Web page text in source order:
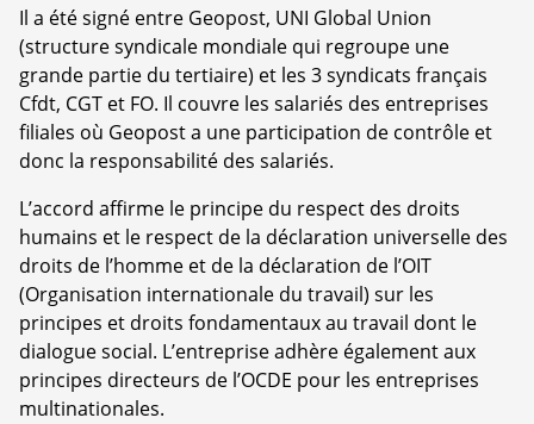
Il a été signé entre Geopost, UNI Global Union
(structure syndicale mondiale qui regroupe une
grande partie du tertiaire) et les 3 syndicats français
Cfdt, CGT et FO. Il couvre les salariés des entreprises
filiales où Geopost a une participation de contrôle et
donc la responsabilité des salariés.
L’accord affirme le principe du respect des droits
humains et le respect de la déclaration universelle des
droits de l’homme et de la déclaration de l’OIT
(Organisation internationale du travail) sur les
principes et droits fondamentaux au travail dont le
dialogue social. L’entreprise adhère également aux
principes directeurs de l’OCDE pour les entreprises
multinationales.